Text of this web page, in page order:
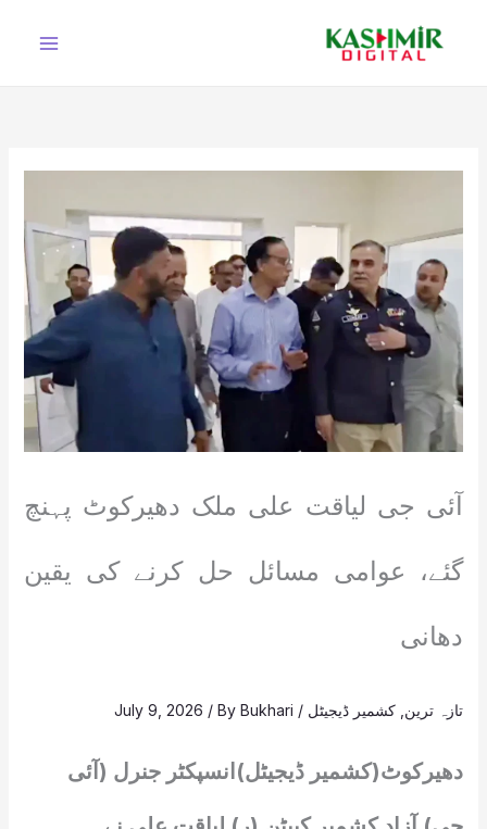
آئی جی لیاقت علی ملک دھیرکوٹ پہنچ
گئے، عوامی مسائل حل کرنے کی یقین
دھانی
تازہ ترین کشمیر ڈیجیٹل /
July 9, 2026 / ByBukhari
دھیرکوٹ(کشمیر ڈیجیٹل)انسپکٹر جنرل (آئی